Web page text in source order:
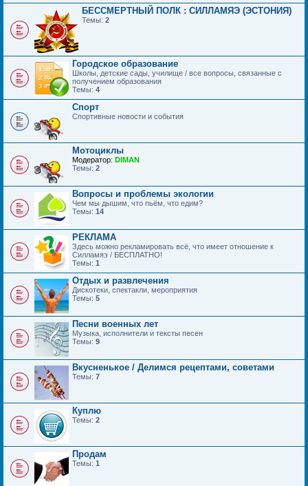
БЕССМЕРТНЫЙ ПОЛК : СИЛЛАМЯЭ (ЭСТОНИЯ)
Темы: 2
Городское образование
Школы, детские сады, училище / все вопросы, связанные с
получением образования
Темы: 4
Спорт
Спортивные новости и события
Мотоциклы
Модератор: DIMAN
Темы: 2
Вопросы и проблемы экологии
Чем мы дышим, что пьём, что едим?
Темы: 14
РЕКЛАМА
Здесь можно рекламировать всё, что имеет отношение к
Силламяэ / БЕСПЛАТНО!
Темы: 1
Отдых и развлечения
Дискотеки, спектакли, мероприятия
Темы: 5
Песни военных лет
Музыка, исполнители и тексты песен
Темы: 9
Вкусненькое / Делимся рецептами, советами
Темы: 7
Куплю
Темы: 2
Продам
Темы: 1